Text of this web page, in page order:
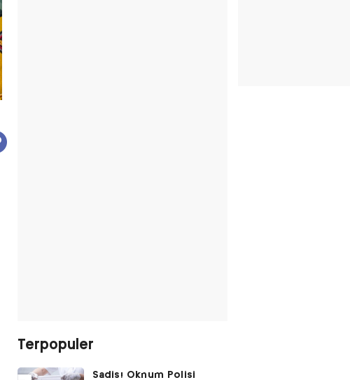
Terpopuler
Sadis! Oknum Polisi